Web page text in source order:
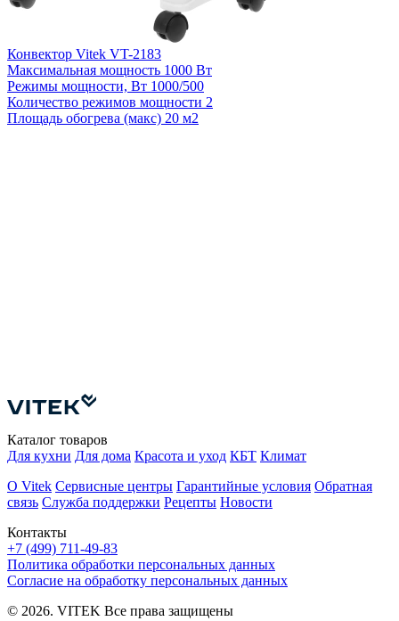
Конвектор Vitek VT-2183
Максимальная мощность 1000 Вт
Режимы мощности, Вт 1000/500
Количество режимов мощности 2
Площадь обогрева (макс) 20 м2
Контакты
+7 (499) 711-49-83
Каталог товаров
Для кухни Для дома Красота и уход КБТ Климат
О Vitek Сервисные центры Гарантийные условия Обратная
связь Служба поддержки Рецепты Новости
Политика обработки персональных данных
Согласие на обработку персональных данных
© 2026. VITEK Все права защищены